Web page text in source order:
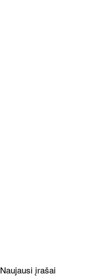
Naujausi įrašai